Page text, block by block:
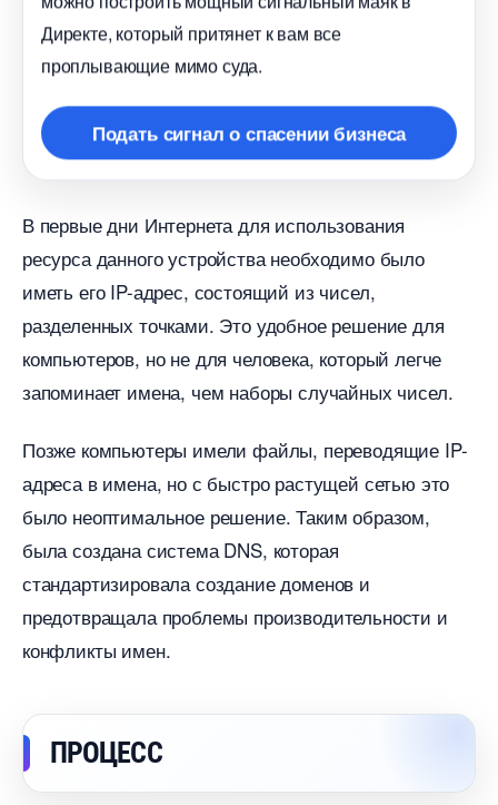
Директе, который притянет к вам все
проплывающие мимо суда.
Подать сигнал о спасении бизнеса
первые дни Интернета для использования
ресурса данного устройства необходимо было
иметь его IP-адрес, состоящий из чисел,
разделенных точками. Это удобное решение для
компьютеров, но не для человека, который легче
запоминает имена, чем наборы случайных чисел.
Позже компьютеры имели файлы, переводящие IP-
адреса в имена, но с быстро растущей сетью это
ыло неоптимальное решение. Таким образом,
ыла создана система DNS, которая
стандартизировала создание доменов и
предотвращала проблемы производительности и
конфликты имен.
ПРОЦЕСС